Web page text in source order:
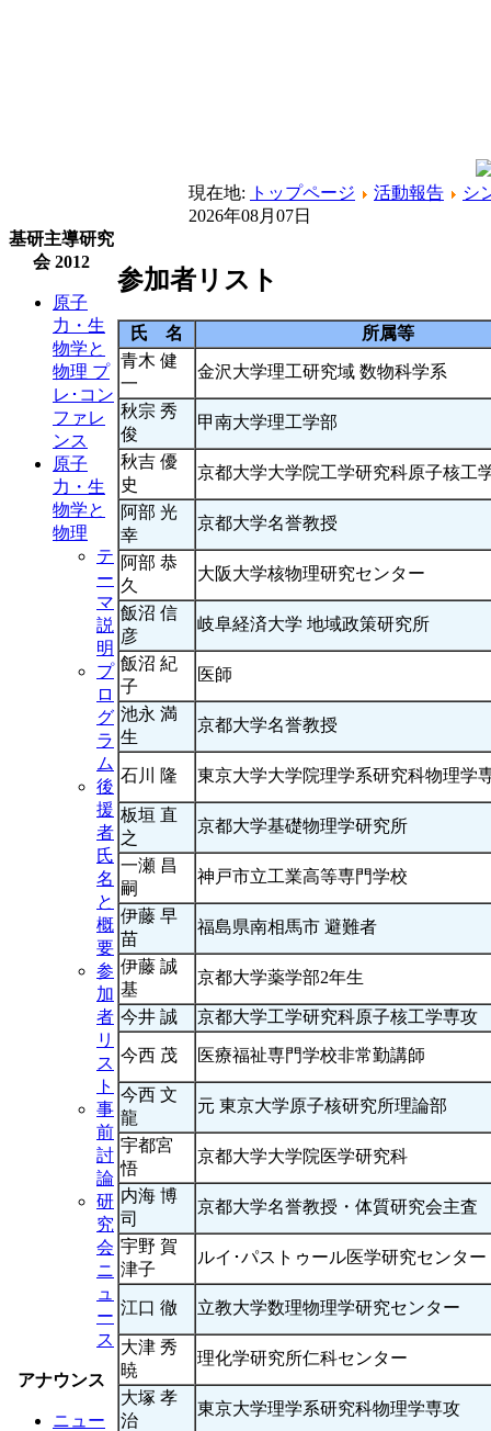
現在地: トップページ 活動報告
シ
2026年08月07日
基研主導研究
会 2012
原子
力・生
物学と
物理 プ
レ･コン
ファレ
ンス
原子
力・生
物学と
物理
テ
ー
マ
説
明
プ
ロ
グ
ラ
ム
後
援
者
氏
名
と
概
要
参
加
者
リ
ス
ト
事
前
討
論
研
究
会
ニ
ュ
ー
ス
アナウンス
ニュー
参加者リスト
氏 名
所属等
青木 健
一
金沢大学理工研究域 数物科学系
秋宗 秀
俊
甲南大学理工学部
秋吉 優
史
京都大学大学院工学研究科原子核工
阿部 光
幸
京都大学名誉教授
阿部 恭
久
大阪大学核物理研究センター
飯沼 信
彦
岐阜経済大学 地域政策研究所
飯沼 紀
子
医師
池永 満
生
京都大学名誉教授
石川 隆 東京大学大学院理学系研究科物理学
板垣 直
之
京都大学基礎物理学研究所
一瀬 昌
嗣
神戸市立工業高等専門学校
伊藤 早
苗
福島県南相馬市 避難者
伊藤 誠
基
京都大学薬学部2年生
今井 誠 京都大学工学研究科原子核工学専攻
今西 茂 医療福祉専門学校非常勤講師
今西 文
龍
元 東京大学原子核研究所理論部
宇都宮
悟
京都大学大学院医学研究科
内海 博
司
京都大学名誉教授・体質研究会主査
宇野 賀
津子
ルイ･パストゥール医学研究センター
江口 徹 立教大学数理物理学研究センター
大津 秀
暁
理化学研究所仁科センター
大塚 孝
治
東京大学理学系研究科物理学専攻